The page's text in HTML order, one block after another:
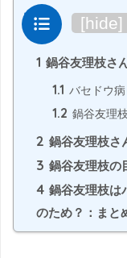
目次 [hide]
1 鍋谷友理枝さ
1.1 バセドウ
1.2 鍋谷友理
2 鍋谷友理枝さ
3 鍋谷友理枝の
4 鍋谷友理枝は
のため？：まと